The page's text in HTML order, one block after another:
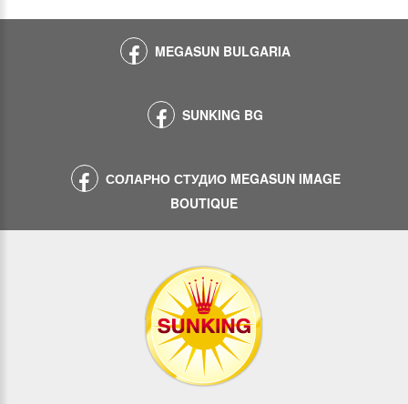
MEGASUN BULGARIA
SUNKING BG
СОЛАРНО СТУДИО MEGASUN IMAGE
BOUTIQUE